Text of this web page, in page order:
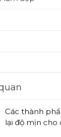
Các thành
lại độ mịn cho